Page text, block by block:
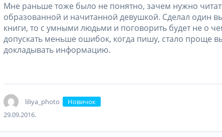
Мне раньше тоже было не понятно, зачем нужно
образованной и начитанной девушкой. Сделал один
книги, то с умными людьми и поговорить будет не о
допускать меньше ошибок, когда пишу, стало проще
докладывать информацию.
liliya_photo
Новичок
29.09.2016.